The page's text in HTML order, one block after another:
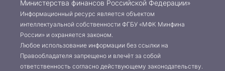
Министерства финансов Российской Федерации»
Информационный ресурс является объектом
интеллектуальной собственности ФГБУ «МФК Минфина
России» и охраняется законом.
Любое использование информации без ссылки на
Правообладателя запрещено и влечёт за собой
ответственность согласно действующему законодательству.